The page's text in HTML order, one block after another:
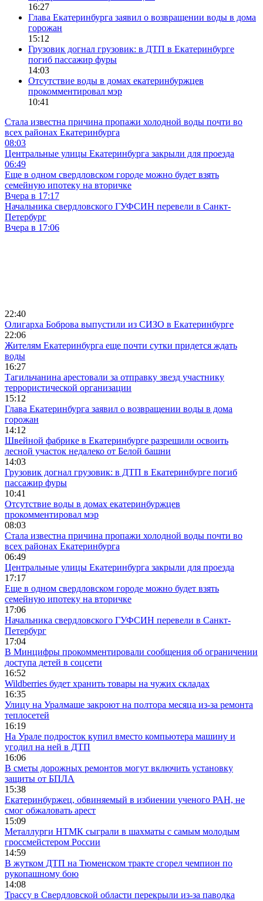
16:27
Глава Екатеринбурга заявил о возвращении воды в дома
горожан
15:12
Грузовик догнал грузовик: в ДТП в Екатеринбурге
погиб пассажир фуры
14:03
Отсутствие воды в домах екатеринбуржцев
прокомментировал мэр
10:41
Стала известна причина пропажи холодной воды почти во
всех районах Екатеринбурга
08:03
Центральные улицы Екатеринбурга закрыли для проезда
06:49
Еще в одном свердловском городе можно будет взять
семейную ипотеку на вторичке
Вчера в 17:17
Начальника свердловского ГУФСИН перевели в Санкт-
Петербург
Вчера в 17:06
22:40
Олигарха Боброва выпустили из СИЗО в Екатеринбурге
22:06
Жителям Екатеринбурга еще почти сутки придется ждать
воды
16:27
Тагильчанина арестовали за отправку звезд участнику
террористической организации
15:12
Глава Екатеринбурга заявил о возвращении воды в дома
горожан
14:12
Швейной фабрике в Екатеринбурге разрешили освоить
лесной участок недалеко от Белой башни
14:03
Грузовик догнал грузовик: в ДТП в Екатеринбурге погиб
пассажир фуры
10:41
Отсутствие воды в домах екатеринбуржцев
прокомментировал мэр
08:03
Стала известна причина пропажи холодной воды почти во
всех районах Екатеринбурга
06:49
Центральные улицы Екатеринбурга закрыли для проезда
17:17
Еще в одном свердловском городе можно будет взять
семейную ипотеку на вторичке
17:06
Начальника свердловского ГУФСИН перевели в Санкт-
Петербург
17:04
В Минцифры прокомментировали сообщения об ограничении
доступа детей в соцсети
16:52
Wildberries будет хранить товары на чужих складах
16:35
Улицу на Уралмаше закроют на полтора месяца из-за ремонта
теплосетей
16:19
На Урале подросток купил вместо компьютера машину и
угодил на ней в ДТП
16:06
В сметы дорожных ремонтов могут включить установку
защиты от БПЛА
15:38
Екатеринбуржец, обвиняемый в избиении ученого РАН, не
смог обжаловать арест
15:09
Металлурги НТМК сыграли в шахматы с самым молодым
гроссмейстером России
14:59
В жутком ДТП на Тюменском тракте сгорел чемпион по
рукопашному бою
14:08
Трассу в Свердловской области перекрыли из-за паводка